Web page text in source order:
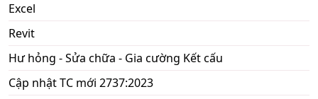
Excel
Revit
Hư hỏng - Sửa chữa - Gia cường Kết cấu
Cập nhật TC mới 2737:2023